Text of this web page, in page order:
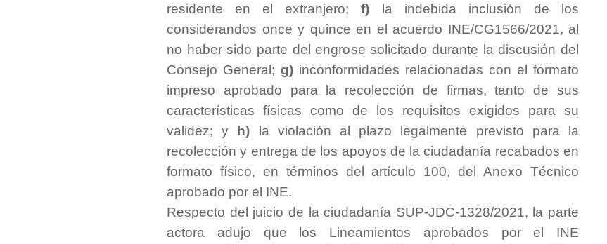
residente en el extranjero;f) la indebida inclusión de los
considerandos once y quince en el acuerdo INE/CG1566/2021, al
no haber sido parte del engrose solicitado durante la discusión del
Consejo General; g) inconformidades relacionadas con el formato
impreso aprobado para la recolección de firmas, tanto de sus
características físicas como de los requisitos exigidos para su
validez; y h) la violación al plazo legalmente previsto para la
recolección y entrega de los apoyos de la ciudadanía recabados en
formato físico, en términos del artículo 100, del Anexo Técnico
aprobado por el INE.
Respecto del juicio de la ciudadanía SUP-JDC-1328/2021, la parte
actora adujo que los Lineamientos aprobados por el INE